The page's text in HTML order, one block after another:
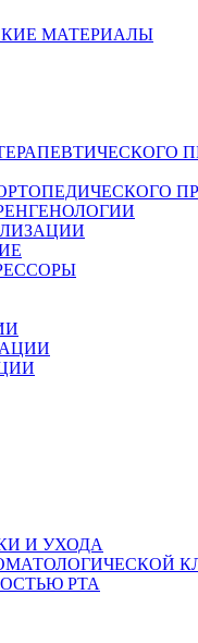
МАТЕРИАЛЫ
И УХОДА
РТА